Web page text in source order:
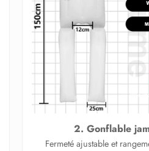
2. Gonflable
Fermeté ajustable et